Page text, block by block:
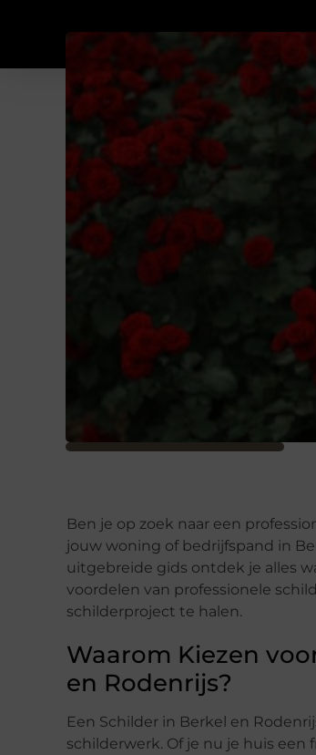
Ben je op zoek naar een
jouw woning of bedrijfspand in
uitgebreide gids ontdek je alles
voordelen van professionele
schilderproject te halen.
Waarom Kiezen
en Rodenrijs?
Een Schilder in Berkel en
schilderwerk. Of je nu je huis